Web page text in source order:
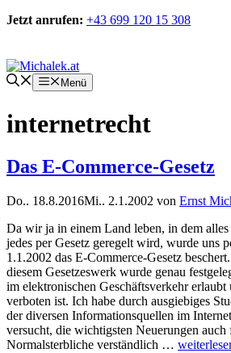
Zum
Jetzt anrufen: +43 699 120 15 308
Menü
internetrecht
Das E-Commerce-Gesetz
Do.. 18.8.2016Mi.. 2.1.2002 von Ernst
Da wir ja in einem Land leben, in dem alles
jedes per Gesetz geregelt wird, wurde uns
1.1.2002 das E-Commerce-Gesetz
diesem Gesetzeswerk wurde genau
im elektronischen Geschäftsverkehr erlaubt
verboten ist. Ich habe durch ausgiebiges
der diversen Informationsquellen im Internet
versucht, die wichtigsten Neuerungen auch
Normalsterbliche verständlich …